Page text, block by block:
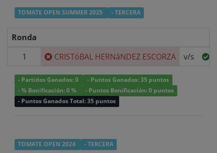
TOMATE OPEN SUMMER 2025 - TERCERA
Ronda
1
CRISTóBAL HERNáNDEZ ESCORZA v/s
- Partidos Ganados: 0
- Puntos Ganados: 35 puntos
- % Bonificación: 0 %
- Puntos Bonificación: 0 puntos
- Puntos Ganados Total: 35 puntos
TOMATE OPEN 2024 - TERCERA